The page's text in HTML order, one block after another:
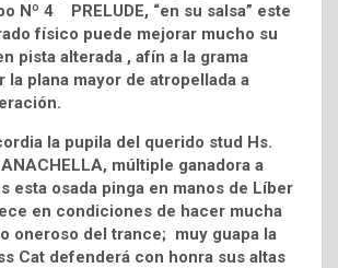
Nº 4 PRELUDE, “en su salsa” este
físico puede mejorar mucho su
pista alterada , afín a la grama
la plana mayor de atropellada a
la pupila del querido stud Hs.
múltiple ganadora a
esta osada pinga en manos de Líber
en condiciones de hacer mucha
oneroso del trance; muy guapa la
Cat defenderá con honra sus altas